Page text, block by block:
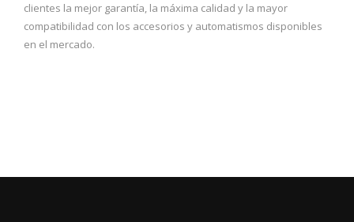
clientes la mejor garantía, la máxima calidad y la mayor
compatibilidad con los accesorios y automatismos disponibles
en el mercado.